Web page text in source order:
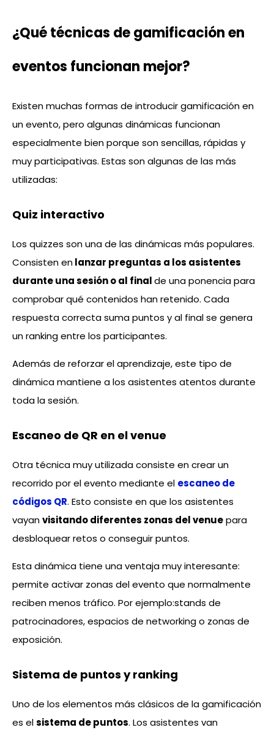
¿Qué técnicas de gamificación en
eventos funcionan mejor?
Existen muchas formas de introducir gamificación en
un evento, pero algunas dinámicas funcionan
especialmente bien porque son sencillas, rápidas y
muy participativas. Estas son algunas de las más
utilizadas:
Quiz interactivo
Los quizzes son una de las dinámicas más populares.
Consisten enlanzar preguntas a los asistentes
durante una sesión o al finalde una ponencia para
comprobar qué contenidos han retenido. Cada
respuesta correcta suma puntos y al final se genera
un ranking entre los participantes.
Además de reforzar el aprendizaje, este tipo de
dinámica mantiene a los asistentes atentos durante
toda la sesión.
Escaneo de QR en el venue
Otra técnica muy utilizada consiste en crear un
recorrido por el evento mediante el escaneo de
códigos QR. Esto consiste en que los asistentes
vayanvisitando diferentes zonas del venuepara
desbloquear retos o conseguir puntos.
Esta dinámica tiene una ventaja muy interesante:
permite activar zonas del evento que normalmente
reciben menos tráfico. Por ejemplo:stands de
patrocinadores, espacios de networking o zonas de
exposición.
Sistema de puntos y ranking
Uno de los elementos más clásicos de la gamificación
es elsistema de puntos. Los asistentes van